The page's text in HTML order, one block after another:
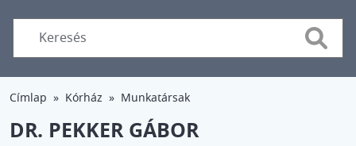
Search
Címlap Kórház Munkatársak
DR. PEKKER GÁBOR